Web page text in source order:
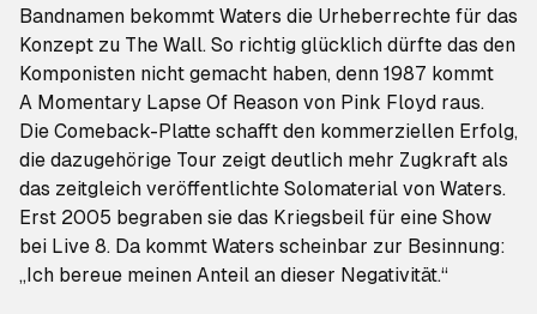
Bandnamen bekommt Waters die Urheberrechte für das
Konzept zu The Wall. So richtig glücklich dürfte das den
Komponisten nicht gemacht haben, denn 1987 kommt
A Momentary Lapse Of Reason von Pink Floyd raus.
Die Comeback-Platte schafft den kommerziellen Erfolg,
die dazugehörige Tour zeigt deutlich mehr Zugkraft als
das zeitgleich veröffentlichte Solomaterial von Waters.
Erst 2005 begraben sie das Kriegsbeil für eine Show
bei Live 8. Da kommt Waters scheinbar zur Besinnung:
„Ich bereue meinen Anteil an dieser Negativität.“